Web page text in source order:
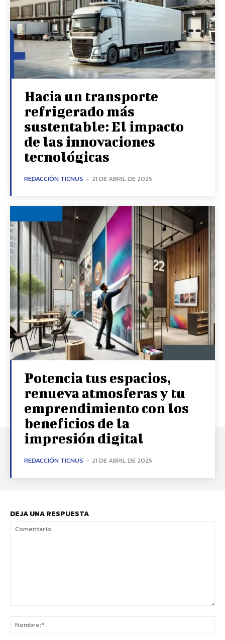
Hacia un transporte
refrigerado más
sustentable: El impacto
de las innovaciones
tecnológicas
REDACCIÓN TICNUS - 21 DE ABRIL DE 2025
Potencia tus espacios,
renueva atmosferas y tu
emprendimiento con los
beneficios de la
impresión digital
REDACCIÓN TICNUS - 21 DE ABRIL DE 2025
DEJA UNA RESPUESTA